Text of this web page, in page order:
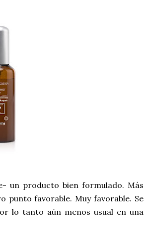
un producto bien formulado. Más
punto favorable. Muy favorable. Se
lo tanto aún menos usual en una